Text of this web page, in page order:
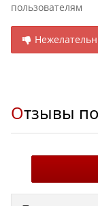
пользователям
Отзывы